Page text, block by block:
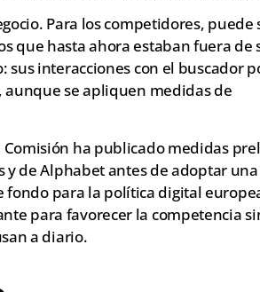
Para los competidores, puede
que hasta ahora estaban fuera de
sus interacciones con el buscador
se apliquen medidas de
ha publicado medidas
de Alphabet antes de adoptar
fondo para la política digital
para favorecer la competencia
a diario.